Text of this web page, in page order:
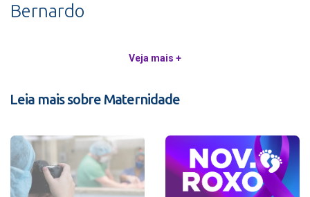
Bernardo
Veja mais +
Leia mais sobre Maternidade